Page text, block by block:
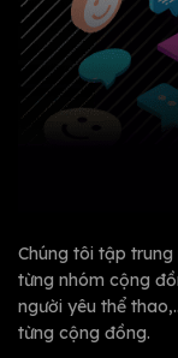
Chúng tôi tập
từng nhóm cộng
người yêu thể
từng cộng đồng.